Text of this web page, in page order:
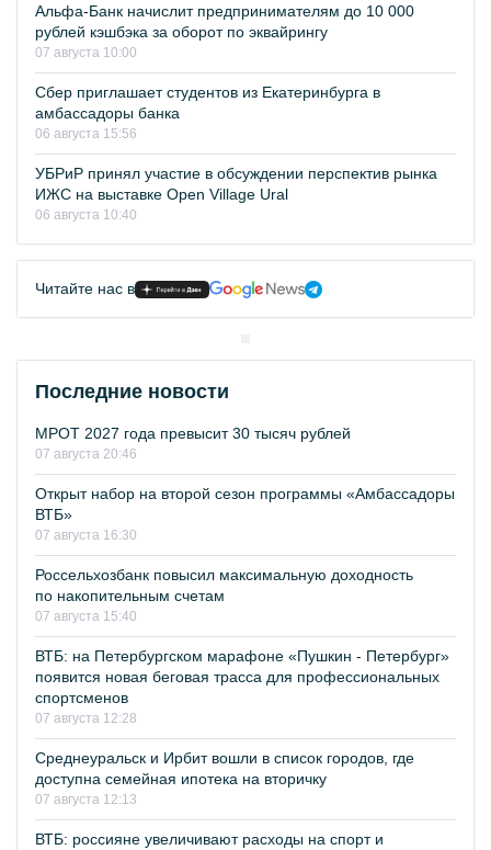
Альфа-Банк начислит предпринимателям до 10 000
рублей кэшбэка за оборот по эквайрингу
07 августа 10:00
Сбер приглашает студентов из Екатеринбурга в
амбассадоры банка
06 августа 15:56
УБРиР принял участие в обсуждении перспектив рынка
ИЖС на выставке Open Village Ural
06 августа 10:40
Читайте нас в
Последние новости
МРОТ 2027 года превысит 30 тысяч рублей
07 августа 20:46
Открыт набор на второй сезон программы «Амбассадоры
ВТБ»
07 августа 16:30
Россельхозбанк повысил максимальную доходность
по накопительным счетам
07 августа 15:40
ВТБ: на Петербургском марафоне «Пушкин - Петербург»
появится новая беговая трасса для профессиональных
спортсменов
07 августа 12:28
Среднеуральск и Ирбит вошли в список городов, где
доступна семейная ипотека на вторичку
07 августа 12:13
ВТБ: россияне увеличивают расходы на спорт и